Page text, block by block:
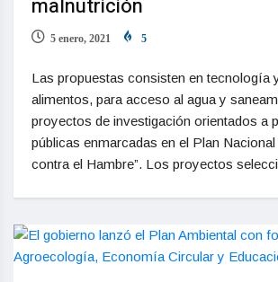
malnutrición
5 enero, 2021 5
Las propuestas consisten en tecnología
alimentos, para acceso al agua y
proyectos de investigación orientados a
públicas enmarcadas en el Plan Nacional
contra el Hambre”. Los proyectos